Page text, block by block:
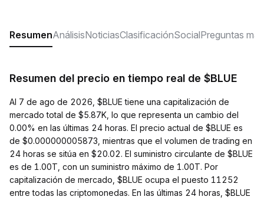
ResumenAnálisisNoticiasClasificaciónSocialPreguntas
Resumen del precio en tiempo real de $BLUE
Al 7 de ago de 2026, $BLUE tiene una capitalización de
mercado total de $5.87K, lo que representa un cambio del
0.00% en las últimas 24 horas. El precio actual de $BLUE es
de $0.000000005873, mientras que el volumen de trading en
24 horas se sitúa en $20.02. El suministro circulante de $BLUE
es de 1.00T, con un suministro máximo de 1.00T. Por
capitalización de mercado, $BLUE ocupa el puesto 11252
entre todas las criptomonedas. En las últimas 24 horas, $BLUE